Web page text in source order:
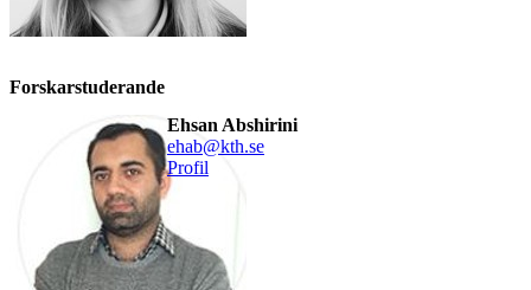
Forskarstuderande
Ehsan Abshirini
ehab@kth.se
Profil